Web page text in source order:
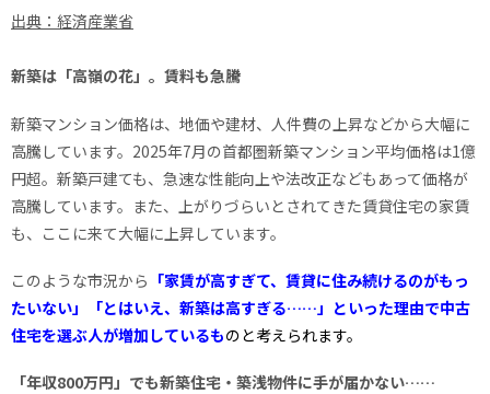
出典：経済産業省
新築は「高嶺の花」。賃料も急騰
新築マンション価格は、地価や建材、人件費の上昇などから大幅に
高騰しています。2025年7月の首都圏新築マンション平均価格は1億
円超。新築戸建ても、急速な性能向上や法改正などもあって価格が
高騰しています。また、上がりづらいとされてきた賃貸住宅の家賃
も、ここに来て大幅に上昇しています。
このような市況から 「家賃が高すぎて、賃貸に住み続けるのがもっ
たいない」「とはいえ、新築は高すぎる……」といった理由で中古
住宅を選ぶ人が増加しているものと考えられます。
「年収800万円」でも新築住宅・築浅物件に手が届かない……